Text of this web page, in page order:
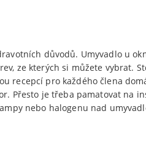
důvodů. Umyvadlo u
ze kterých si můžete vybrat.
recepcí pro každého člena
Přesto je třeba pamatovat na
nebo halogenu nad